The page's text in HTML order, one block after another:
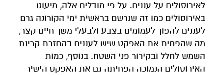
לאירוסולים על עננים. על פי מודלים אלה, מיעוט
באירוסולים כמו זה שנרשם בראשית ימי הקורונה גרם
לעננים להפוך לעמומים בצבע ולבעלי משך חיים קצר,
מה שהפחית את האפקט שיש לעננים בהחזרת קרינת
השמש לחלל ובקירור פני השטח. בנוסף, כמות
האירוסולים הנמוכה הפחיתה גם את האפקט הישיר